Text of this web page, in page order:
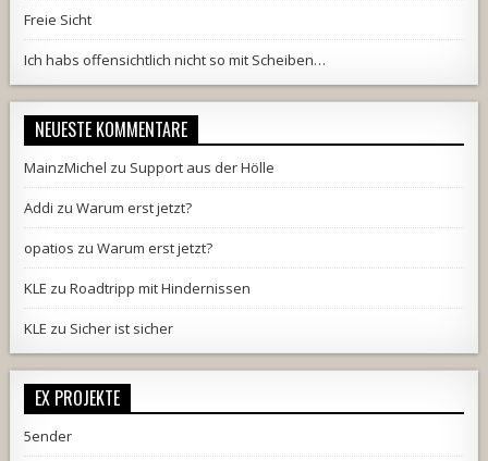
Freie Sicht
Ich habs offensichtlich nicht so mit Scheiben…
NEUESTE KOMMENTARE
MainzMichel zu Support aus der Hölle
Addi zuWarum erst jetzt?
opatios zuWarum erst jetzt?
KLE zuRoadtripp mit Hindernissen
KLE zu Sicher ist sicher
EX PROJEKTE
5ender